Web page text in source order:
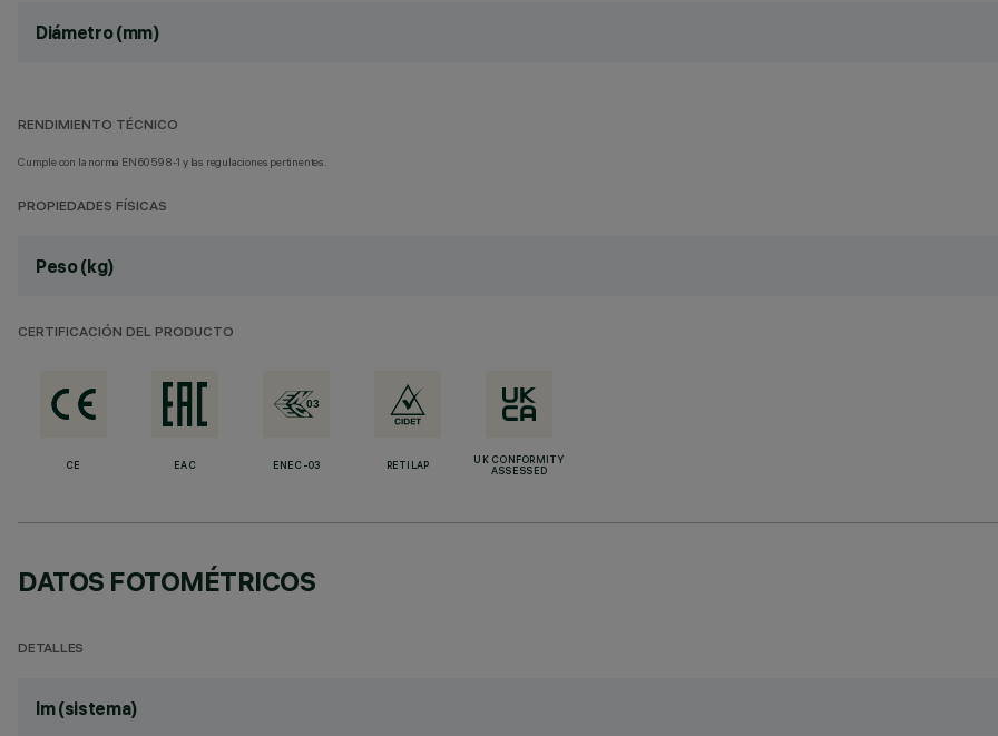
Diámetro (mm)
RENDIMIENTO TÉCNICO
Cumple con la norma EN60598-1 y las regulaciones pertinentes.
PROPIEDADES FÍSICAS
Peso (kg)
CERTIFICACIÓN DEL PRODUCTO
CE EAC ENEC-03 RETILAP
UK CONFORMITY
ASSESSED
DATOS FOTOMÉTRICOS
DETALLES
lm (sistema)